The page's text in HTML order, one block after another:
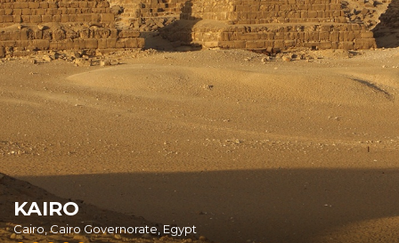
KAIRO
Cairo, Cairo Governorate, Egypt